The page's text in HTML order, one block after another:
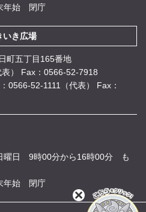
年始 閉庁
いき広場
町五丁目165番地
）
Fax：0566-52-7918
0566-52-1111（代表）
Fax：
曜日 9時00分から16時00分 も
年始 閉庁
閉